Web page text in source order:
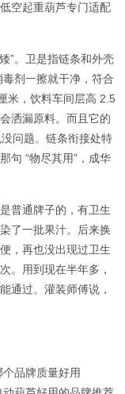
空起重葫芦专门适配
”。卫是指链条和外壳
剂一擦就干净，符合
米，饮料车间层高 2.5
洒漏原料。而且它的
问题。链条衔接处特
句 “物尽其用”，成华
普通牌子的，有卫生
了一批果汁。后来换
，再也没出现过卫生
。用到现在半年多，
通过。灌装师傅说，
品牌质量好用